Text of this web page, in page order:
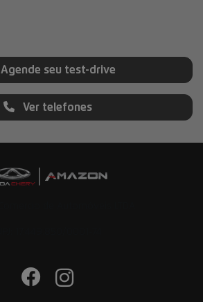
Ver telefones
Agende seu test-drive